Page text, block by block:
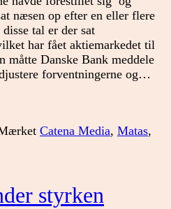
næsen op efter en eller flere
tal er der sat
har fået aktiemarkedet til
måtte Danske Bank meddele
forventningerne og…
Catena Media, Matas,
styrken